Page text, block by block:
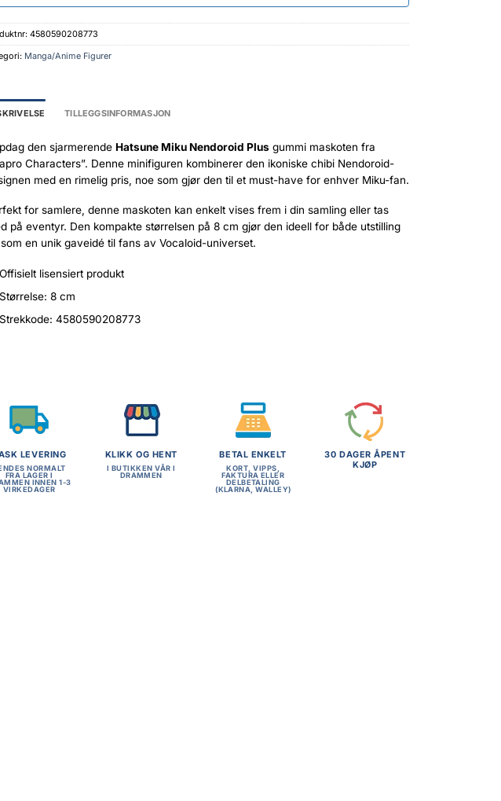
4580590208773
Manga/Anime Figurer
TILLEGGSINFORMASJON
den sjarmerende Hatsune Miku Nendoroid Plus gummi maskoten fra
Characters”. Denne minifiguren kombinerer den ikoniske chibi Nendoroid-
med en rimelig pris, noe som gjør den til et must-have for enhver Miku-fan.
for samlere, denne maskoten kan enkelt vises frem i din samling eller tas
på eventyr. Den kompakte størrelsen på 8 cm gjør den ideell for både utstilling
en unik gaveidé til fans av Vocaloid-universet.
Offisielt lisensiert produkt
Størrelse: 8 cm
Strekkode: 4580590208773
LEVERING
NORMALT
FRA LAGER I
INNEN 1-3
VIRKEDAGER
KLIKK OG HENT
I BUTIKKEN VÅR I
DRAMMEN
BETAL ENKELT
KORT, VIPPS,
FAKTURA ELLER
DELBETALING
(KLARNA, WALLEY)
30 DAGER ÅPENT
KJØP